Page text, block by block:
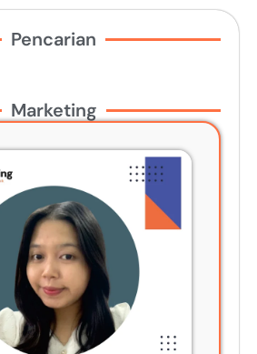
Pencarian
Marketing